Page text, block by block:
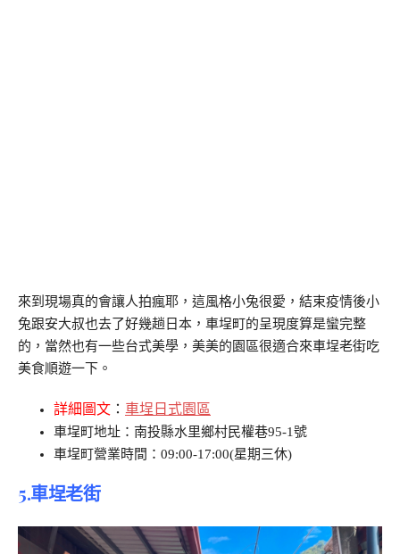
來到現場真的會讓人拍瘋耶，這風格小兔很愛，結束疫情後小
兔跟安大叔也去了好幾趟日本，車埕町的呈現度算是蠻完整
的，當然也有一些台式美學，美美的園區很適合來車埕老街吃
美食順遊一下。
詳細圖文 ： 車埕日式園區
車埕町地址：南投縣水里鄉村民權巷95-1號
車埕町營業時間：09:00-17:00(星期三休)
5.車埕老街